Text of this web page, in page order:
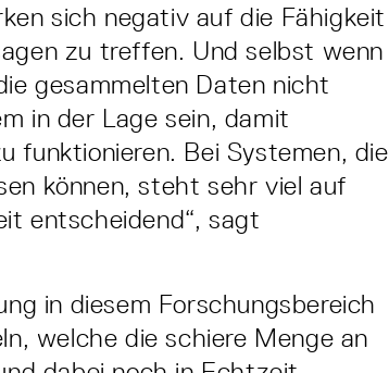
sich negativ auf die Fähigkeit
zu treffen. Und selbst wenn
gesammelten Daten nicht
in der Lage sein, damit
funktionieren. Bei Systemen, die
können, steht sehr viel auf
entscheidend“, sagt
in diesem Forschungsbereich
welche die schiere Menge an